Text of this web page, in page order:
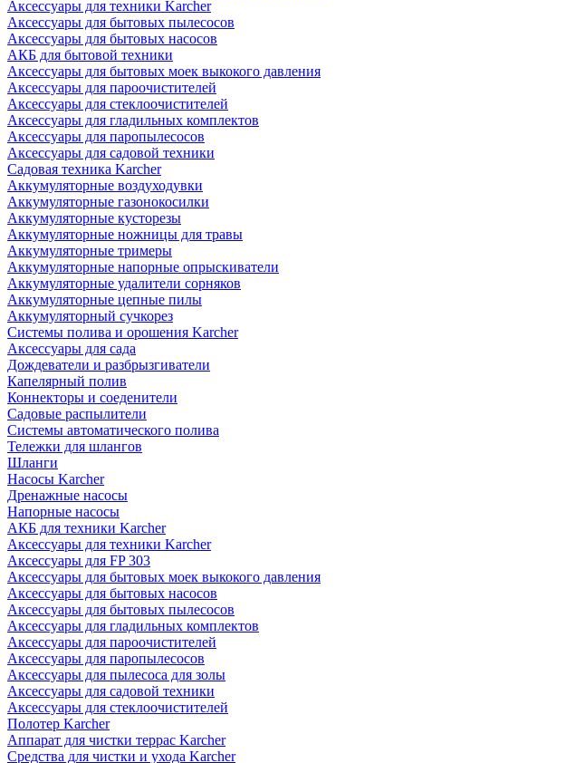
Аксессуары для техники Karcher
Аксессуары для бытовых пылесосов
Аксессуары для бытовых насосов
АКБ для бытовой техники
Аксессуары для бытовых моек выкокого давления
Аксессуары для пароочистителей
Аксессуары для стеклоочистителей
Аксессуары для гладильных комплектов
Аксессуары для паропылесосов
Аксессуары для садовой техники
Садовая техника Karcher
Аккумуляторные воздуходувки
Аккумуляторные газонокосилки
Аккумуляторные кусторезы
Аккумуляторные ножницы для травы
Аккумуляторные тримеры
Аккумуляторные напорные опрыскиватели
Аккумуляторные удалители сорняков
Аккумуляторные цепные пилы
Аккумуляторный сучкорез
Системы полива и орошения Karcher
Аксессуары для сада
Дождеватели и разбрызгиватели
Капелярный полив
Коннекторы и соеденители
Садовые распылители
Системы автоматического полива
Тележки для шлангов
Шланги
Насосы Karcher
Дренажные насосы
Напорные насосы
АКБ для техники Karcher
Аксессуары для техники Karcher
Аксессуары для FP 303
Аксессуары для бытовых моек выкокого давления
Аксессуары для бытовых насосов
Аксессуары для бытовых пылесосов
Аксессуары для гладильных комплектов
Аксессуары для пароочистителей
Аксессуары для паропылесосов
Аксессуары для пылесоса для золы
Аксессуары для садовой техники
Аксессуары для стеклоочистителей
Полотер Karcher
Аппарат для чистки террас Karcher
Средства для чистки и ухода Karcher